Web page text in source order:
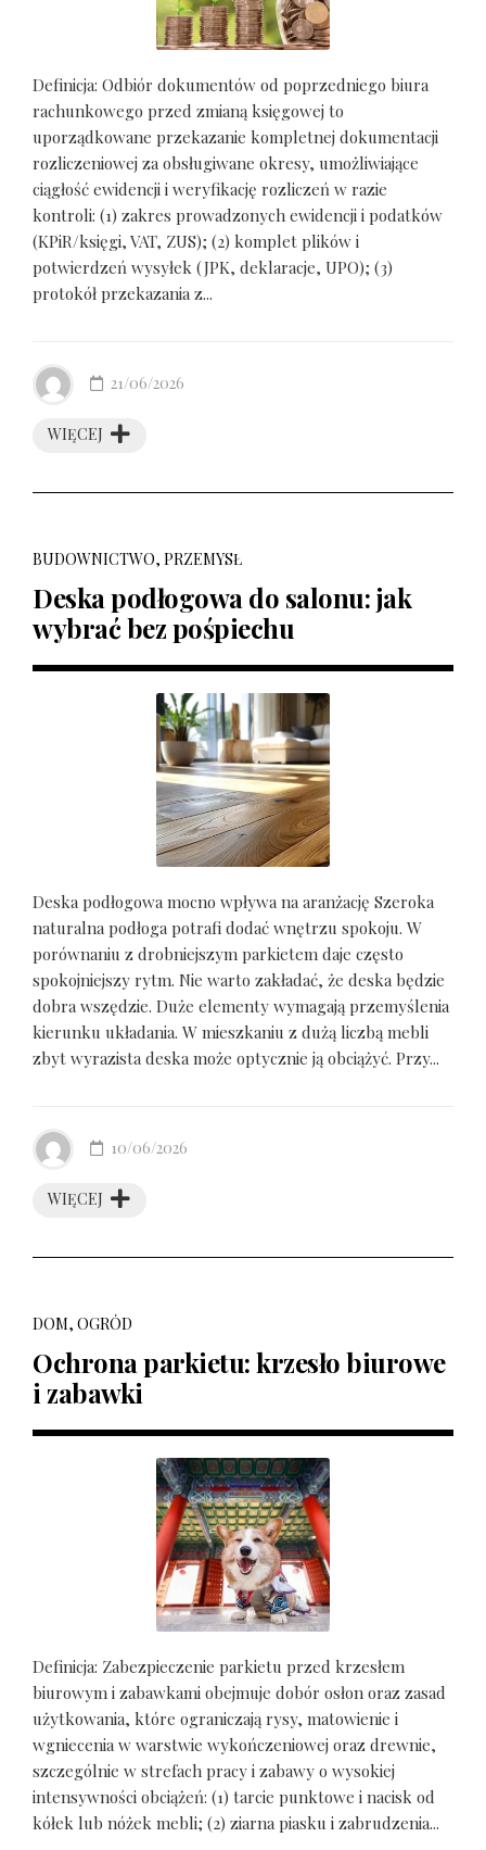
Definicja: Odbiór dokumentów od poprzedniego biura
rachunkowego przed zmianą księgowej to
uporządkowane przekazanie kompletnej dokumentacji
rozliczeniowej za obsługiwane okresy, umożliwiające
ciągłość ewidencji i weryfikację rozliczeń w razie
kontroli: (1) zakres prowadzonych ewidencji i podatków
(KPiR/księgi, VAT, ZUS); (2) komplet plików i
potwierdzeń wysyłek (JPK, deklaracje, UPO); (3)
protokół przekazania z...
WIĘCEJ
21/06/2026
BUDOWNICTWO, PRZEMYSŁ
Deska podłogowa do salonu: jak
wybrać bez pośpiechu
Deska podłogowa mocno wpływa na aranżację Szeroka
naturalna podłoga potrafi dodać wnętrzu spokoju. W
porównaniu z drobniejszym parkietem daje często
spokojniejszy rytm. Nie warto zakładać, że deska będzie
dobra wszędzie. Duże elementy wymagają przemyślenia
kierunku układania. W mieszkaniu z dużą liczbą mebli
zbyt wyrazista deska może optycznie ją obciążyć. Przy...
WIĘCEJ
10/06/2026
DOM, OGRÓD
Ochrona parkietu: krzesło biurowe
i zabawki
Definicja: Zabezpieczenie parkietu przed krzesłem
biurowym i zabawkami obejmuje dobór osłon oraz zasad
użytkowania, które ograniczają rysy, matowienie i
wgniecenia w warstwie wykończeniowej oraz drewnie,
szczególnie w strefach pracy i zabawy o wysokiej
intensywności obciążeń: (1) tarcie punktowe i nacisk od
kółek lub nóżek mebli; (2) ziarna piasku i zabrudzenia...